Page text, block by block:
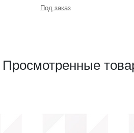
Под заказ
Просмотренные